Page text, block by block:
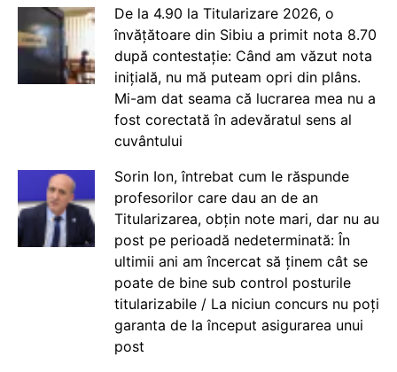
De la 4.90 la Titularizare 2026, o
învățătoare din Sibiu a primit nota 8.70
după contestație: Când am văzut nota
inițială, nu mă puteam opri din plâns.
Mi-am dat seama că lucrarea mea nu a
fost corectată în adevăratul sens al
cuvântului
Sorin Ion, întrebat cum le răspunde
profesorilor care dau an de an
Titularizarea, obțin note mari, dar nu au
post pe perioadă nedeterminată: În
ultimii ani am încercat să ținem cât se
poate de bine sub control posturile
titularizabile / La niciun concurs nu poți
garanta de la început asigurarea unui
post